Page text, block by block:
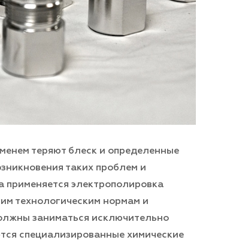
теряют блеск и определенные
таких проблем и
применяется электрополировка
технологическим нормам и
заниматься исключительно
специализированные химические